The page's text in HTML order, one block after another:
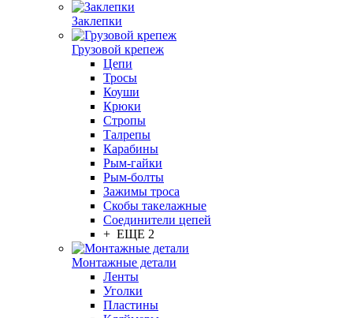
Заклепки
Грузовой крепеж
Цепи
Тросы
Коуши
Крюки
Стропы
Талрепы
Карабины
Рым-гайки
Рым-болты
Зажимы троса
Скобы такелажные
Соединители цепей
+ ЕЩЕ 2
Монтажные детали
Ленты
Уголки
Пластины